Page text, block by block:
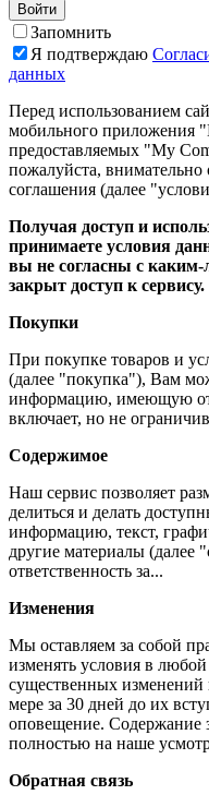
Войти
Запомнить
Я подтверждаю
данных
Перед использованием
мобильного приложения
предоставляемых "My
пожалуйста, внимательно
соглашения (далее
Получая доступ и
принимаете условия
вы не согласны с
закрыт доступ к сервису.
Покупки
При покупке товаров и
(далее "покупка"), Вам
информацию, имеющую
включает, но не
Содержимое
Наш сервис позволяет
делиться и делать
информацию, текст,
другие материалы (далее
ответственность за...
Изменения
Мы оставляем за собой
изменять условия в
существенных изменений
мере за 30 дней до их
оповещение. Содержание
полностью на наше
Обратная связь